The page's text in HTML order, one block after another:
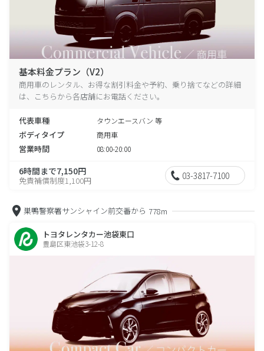
基本料金プラン（V2）
商用車のレンタル、お得な割引料金や予約、乗り捨てなどの詳細
は、こちらから各店舗にお電話ください。
代表車種 タウンエースバン 等
ボディタイプ 商用車
営業時間 08:00-20:00
6時間まで7,150円
免責補償制度1,100円 03-3817-7100
巣鴨警察署サンシャイン前交番から 778m
トヨタレンタカー池袋東口
豊島区東池袋3-12-8